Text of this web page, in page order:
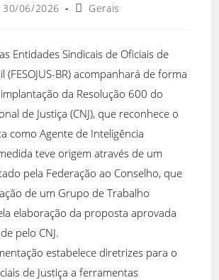
30/06/2026 Gerais
Entidades Sindicais de Oficiais de
(FESOJUS-BR) acompanhará de forma
da Resolução 600 do
de Justiça (CNJ), que reconhece o
como Agente de Inteligência
teve origem através de um
pela Federação ao Conselho, que
de um Grupo de Trabalho
elaboração da proposta aprovada
pelo CNJ.
estabelece diretrizes para o
de Justiça a ferramentas